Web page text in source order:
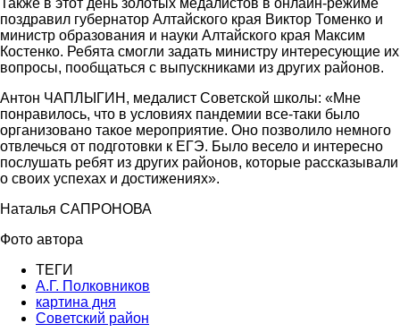
поздравил губернатор Алтайского края Виктор Томенко и
министр образования и науки Алтайского края Максим
Костенко. Ребята смогли задать министру интересующие их
вопросы, пообщаться с выпускниками из других районов.
Антон ЧАПЛЫГИН, медалист Советской школы: «Мне
понравилось, что в условиях пандемии все-таки было
организовано такое мероприятие. Оно позволило немного
отвлечься от подготовки к ЕГЭ. Было весело и интересно
послушать ребят из других районов, которые рассказывали
о своих успехах и достижениях».
Наталья САПРОНОВА
Фото автора
ТЕГИ
А.Г. Полковников
картина дня
Советский район